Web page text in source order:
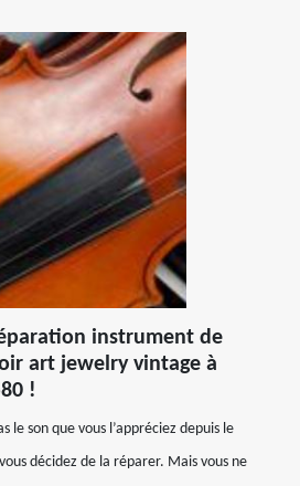
instrument de
art jewelry vintage à
!
le son que vous l’appréciez depuis le
décidez de la réparer. Mais vous ne